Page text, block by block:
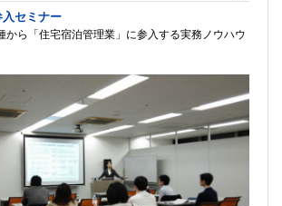
入セミナー
から「住宅宿泊管理業」に参入する実務ノウハウ